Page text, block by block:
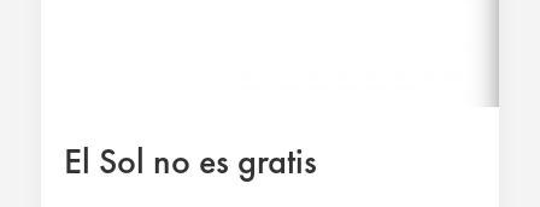
El Sol no es gratis